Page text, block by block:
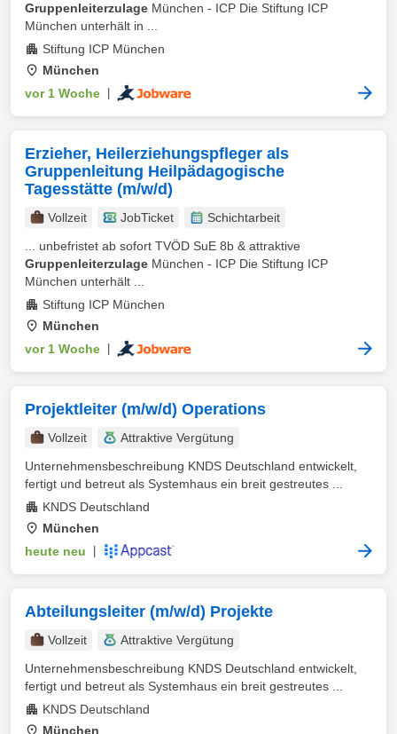
Gruppenleiterzulage München - ICP Die Stiftung ICP
München unterhält in ...
Stiftung ICP München
München
vor 1 Woche
Erzieher, Heilerziehungspfleger als
Gruppenleitung Heilpädagogische
Tagesstätte (m/w/d)
Vollzeit JobTicket
Schichtarbeit
... unbefristet ab sofort TVÖD SuE 8b & attraktive
Gruppenleiterzulage München - ICP Die Stiftung ICP
München unterhält ...
Stiftung ICP München
München
vor 1 Woche
Projektleiter (m/w/d) Operations
Vollzeit
Attraktive Vergütung
Unternehmensbeschreibung KNDS Deutschland entwickelt,
fertigt und betreut als Systemhaus ein breit gestreutes ...
KNDS Deutschland
München
heute neu
Abteilungsleiter (m/w/d) Projekte
Vollzeit
Attraktive Vergütung
Unternehmensbeschreibung KNDS Deutschland entwickelt,
fertigt und betreut als Systemhaus ein breit gestreutes ...
KNDS Deutschland
München